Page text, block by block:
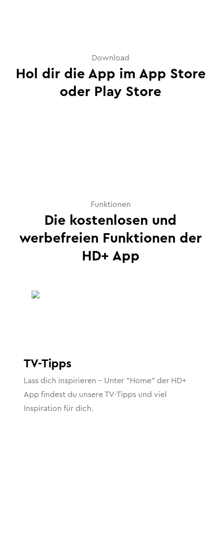
Download
Hol dir die App im App Store
oder Play Store
Funktionen
Die kostenlosen und
werbefreien Funktionen der
HD+ App
TV-Tipps
Lass dich inspirieren – Unter "Home" der HD+
App findest du unsere TV-Tipps und viel
Inspiration für dich.